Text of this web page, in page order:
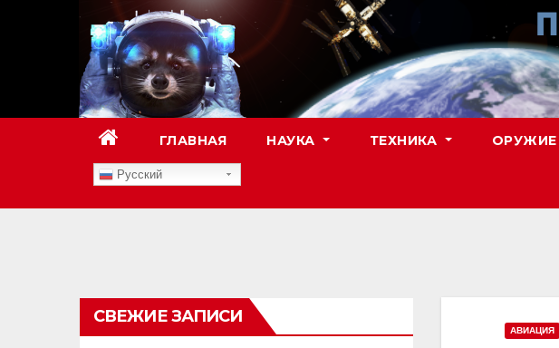
содержимому
ГЛАВНАЯ НАУКА ТЕХНИКА ОРУЖИЕ
TESTTEXT
Русский
АВИАЦИЯ
СВЕЖИЕ ЗАПИСИ